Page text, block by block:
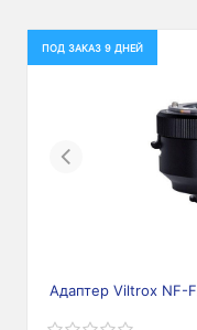
ПОД ЗАКАЗ 9 ДНЕЙ
Previous
Адаптер Viltrox NF-